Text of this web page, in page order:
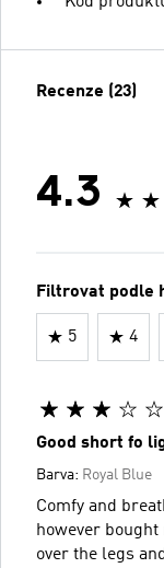
Recenze (23)
4.3
Filtrovat podle
5 4
Good short fo
Barva: Royal Blue
Comfy and
however
over the legs